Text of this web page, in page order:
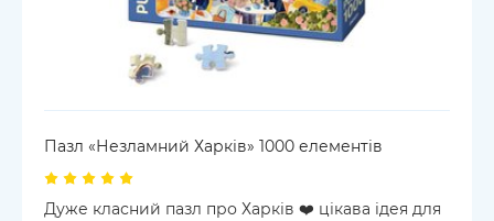
Пазл «Незламний Харків» 1000 елементів
Дуже класний пазл про Харків ❤️ цікава ідея для